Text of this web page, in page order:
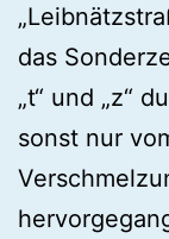
das
„t“ und „z“
sonst nur